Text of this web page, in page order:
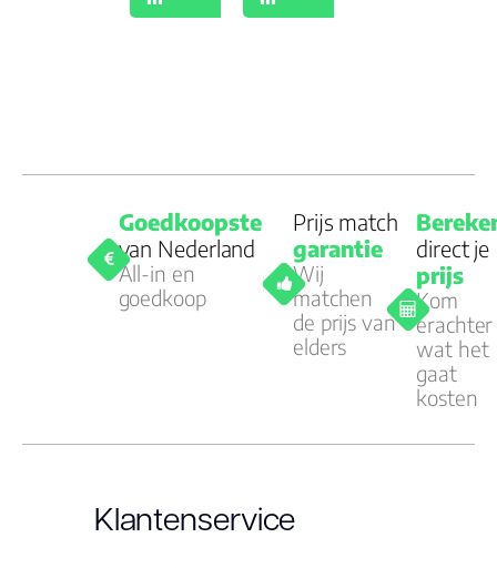
Goedkoopste
van Nederland
All-in en
goedkoop
Prijs match
garantie
Wij
matchen
de prijs van
elders
direct je
prijs
Kom
erachter
wat het
gaat
kosten
Klantenservice